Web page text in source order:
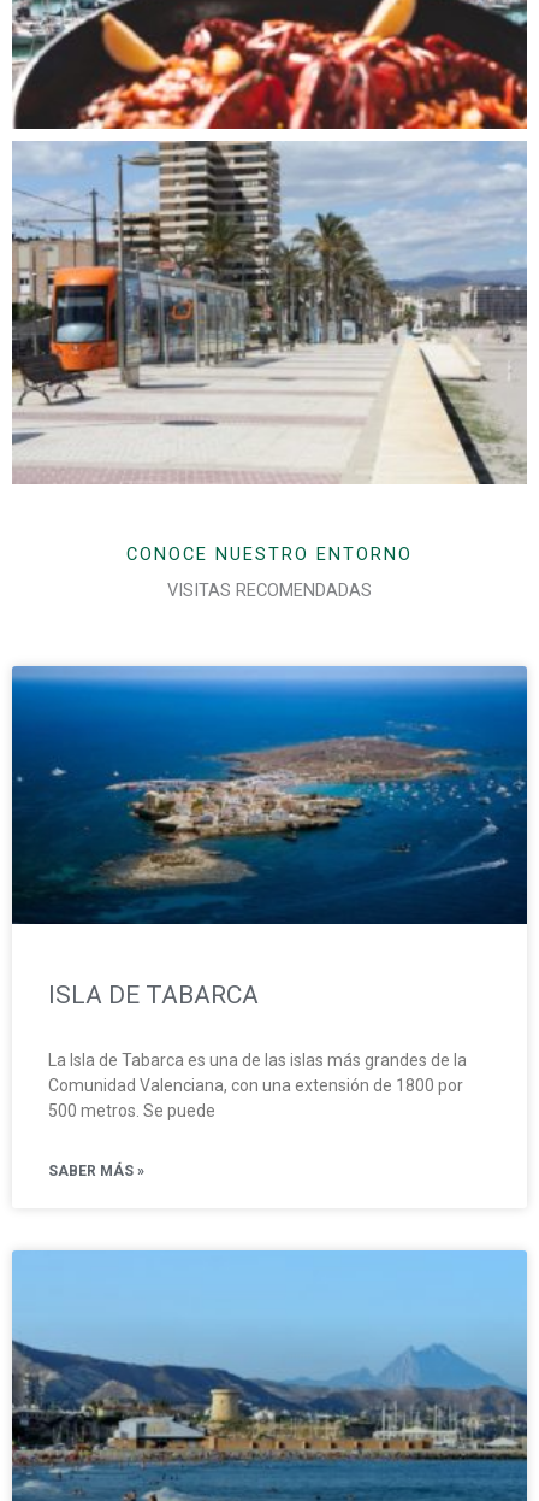
CONOCE NUESTRO ENTORNO
VISITAS RECOMENDADAS
ISLA DE TABARCA
La Isla de Tabarca es una de las islas más grandes de la
Comunidad Valenciana, con una extensión de 1800 por
500 metros. Se puede
SABER MÁS »